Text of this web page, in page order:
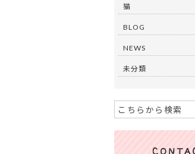
猫
BLOG
NEWS
未分類